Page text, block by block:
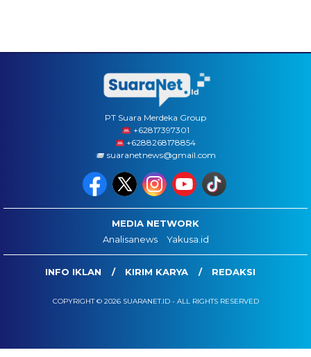
PT Suara Merdeka Group
‪+62817397301
+6288268178854
suaranetnews@gmail.com
MEDIA NETWORK
Analisanews
Yakusa.id
INFO IKLAN KIRIM KARYA REDAKSI
COPYRIGHT © 2026 SUARANET.ID - ALL RIGHTS RESERVED